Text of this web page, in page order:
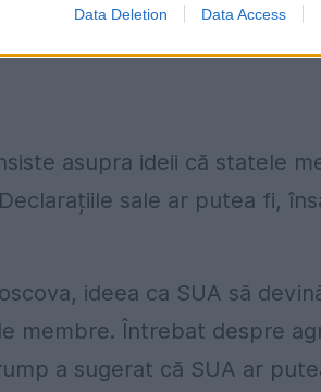
Data Deletion Data Access
SUA să își nege
asupra ideii că statele
sale ar putea fi,
ideea ca SUA să
membre. Întrebat despre
a sugerat că SUA ar